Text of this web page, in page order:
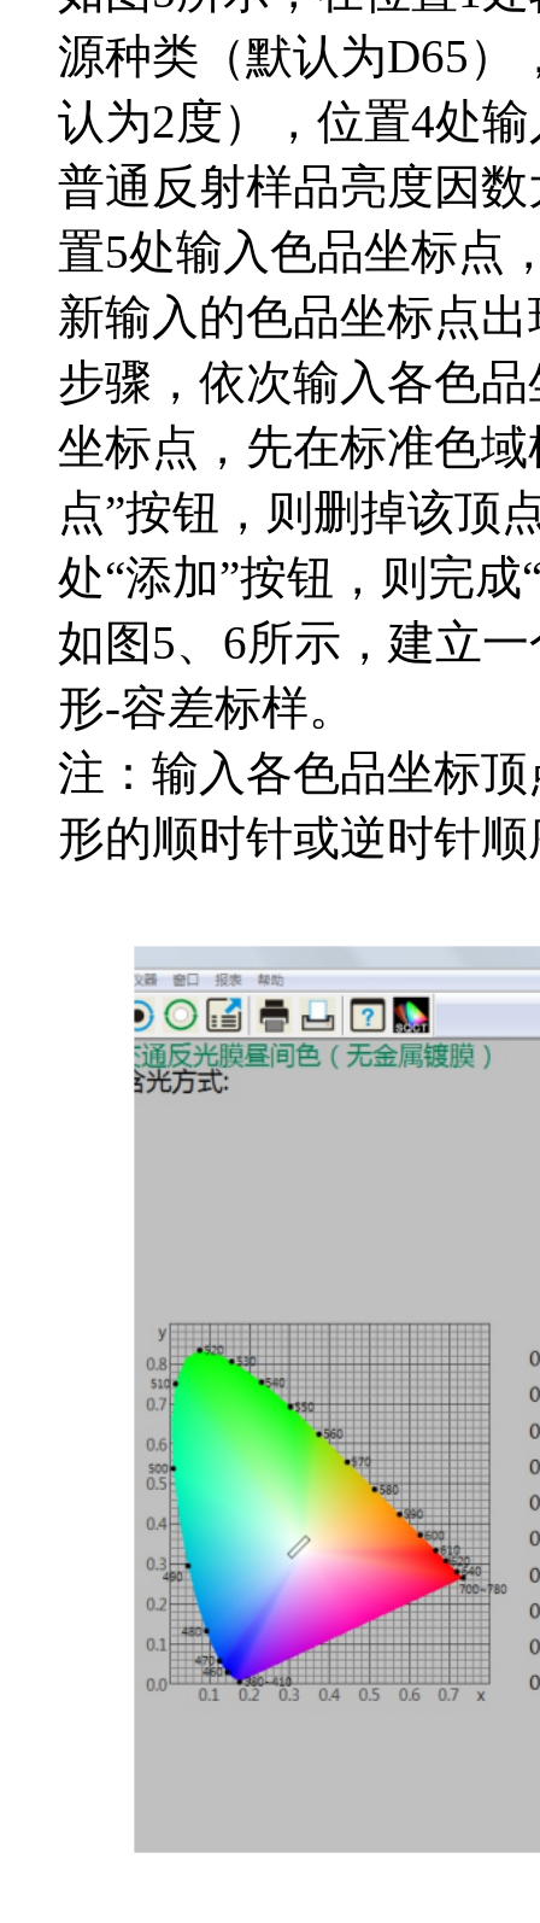
源种类（默认为D65）
认为2度），位置4处
普通反射样品亮度因
置5处输入色品坐标点
新输入的色品坐标点
步骤，依次输入各色
坐标点，先在标准色
点”按钮，则删掉该顶
处“添加”按钮，则完
如图5、6所示，建立一
形-容差标样。
注：输入各色品坐标
形的顺时针或逆时针